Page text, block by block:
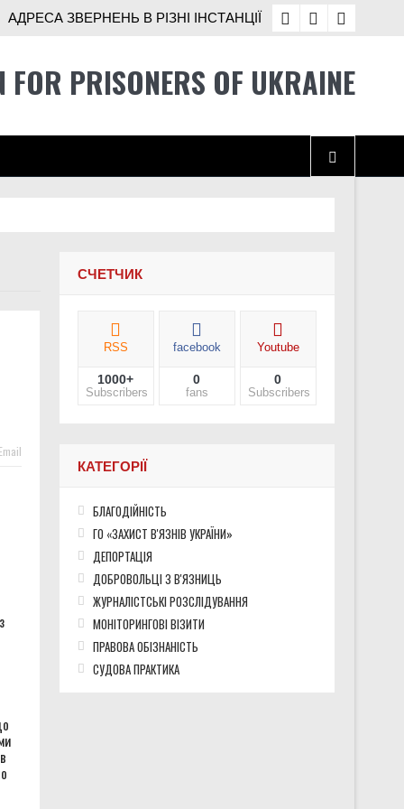
АДРЕСА ЗВЕРНЕНЬ В РІЗНІ ІНСТАНЦІЇ
PRISONERS OF UKRAINE
не розв’язані
окупованих територіях України
Email
СЧЕТЧИК
RSS
1000+
Subscribers
facebook
0
fans
Youtube
0
Subscribers
КАТЕГОРІЇ
БЛАГОДІЙНІСТЬ
ГО «ЗАХИСТ В'ЯЗНІВ УКРАЇНИ»
ДЕПОРТАЦІЯ
ДОБРОВОЛЬЦІ З В'ЯЗНИЦЬ
ЖУРНАЛІСТСЬКІ РОЗСЛІДУВАННЯ
МОНІТОРИНГОВІ ВІЗИТИ
ПРАВОВА ОБІЗНАНІСТЬ
СУДОВА ПРАКТИКА